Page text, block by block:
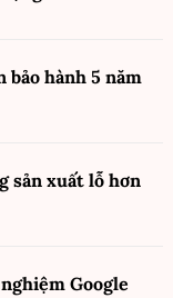
hành 5 năm
sản xuất lỗ hơn
Google